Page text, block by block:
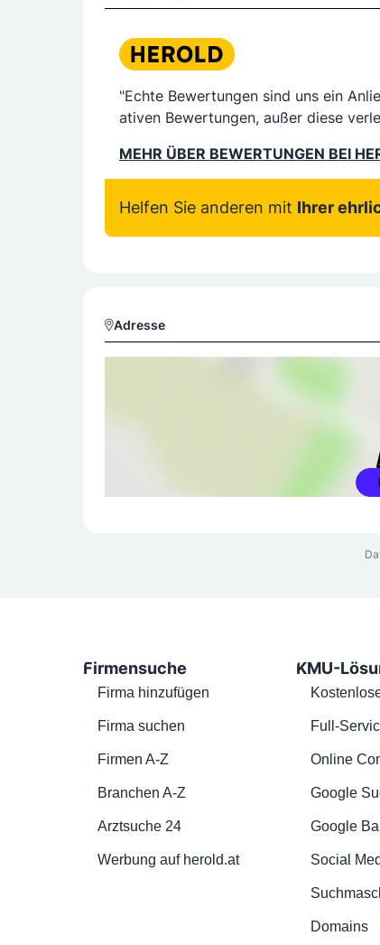
"Echte Bewertungen sind uns ein
ativen Bewertungen, außer diese
MEHR ÜBER BEWERTUNGEN BEI
Helfen Sie anderen mit Ihrer
Adresse
Firmensuche
Firma hinzufügen
Firma suchen
Firmen A-Z
Branchen A-Z
Arztsuche 24
Werbung auf herold.at
KMU-
Full-
Online
Google
Google
Social
Domains